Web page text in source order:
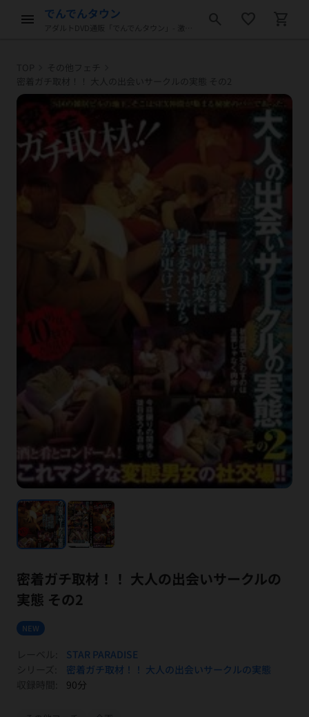
menu でんでんタウン search favorite_border shopping_cart
密着ガチ取材！！ 大人の出会いサークルの
実態 その2
NEW
STAR PARADISE
密着ガチ取材！！ 大人の出会いサークルの実態
90分